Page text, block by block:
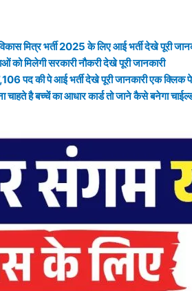
मित्र भर्ती 2025 के लिए आई भर्ती देखे पूरी
मिलेगी सरकारी नौकरी देखे पूरी जानकारी
की पे आई भर्ती देखे पूरी जानकारी एक क्लिक पे
है बच्चें का आधार कार्ड तो जाने कैसे बनेगा चाईल्ड